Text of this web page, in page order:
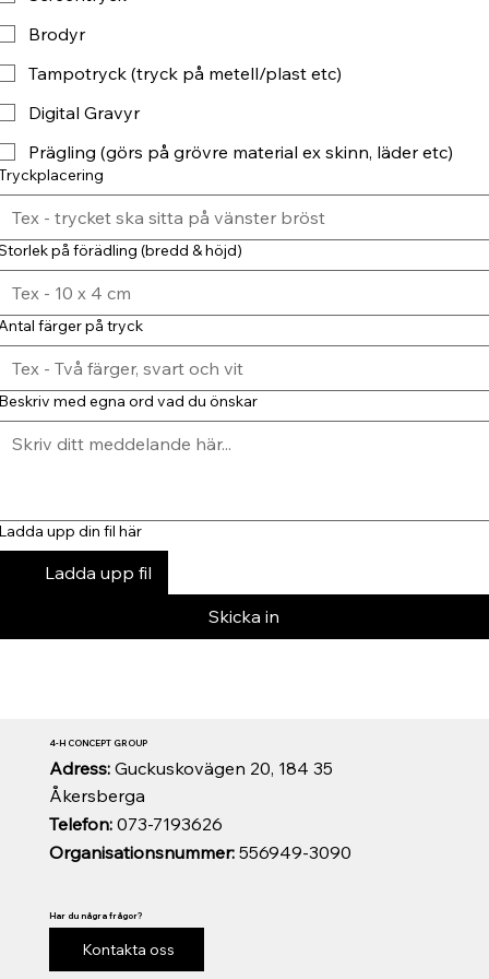
Brodyr
Tampotryck (tryck på metell/plast etc)
Digital Gravyr
Prägling (görs på grövre material ex skinn, läder etc)
på förädling (bredd & höjd)
färger på tryck
med egna ord vad du önskar
upp din fil här
Ladda upp fil
Skicka in
Organisationsnummer:556949-3090
Telefon:073-7193626
Adress: Guckuskovägen 20, 184 35
Åkersberga
4-H CONCEPT GROUP
Har du några frågor?
Kontakta oss